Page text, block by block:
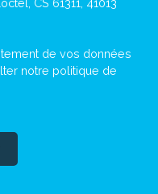
de vos données
notre politique de